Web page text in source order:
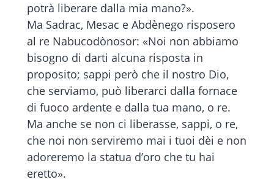
potrà liberare dalla mia mano?».
Ma Sadrac, Mesac e Abdènego risposero
al re Nabucodònosor: «Noi non abbiamo
bisogno di darti alcuna risposta in
proposito; sappi però che il nostro Dio,
che serviamo, può liberarci dalla fornace
di fuoco ardente e dalla tua mano, o re.
Ma anche se non ci liberasse, sappi, o re,
che noi non serviremo mai i tuoi dèi e non
adoreremo la statua d’oro che tu hai
eretto».